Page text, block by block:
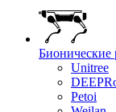
Бионические
Unitree
Petoi